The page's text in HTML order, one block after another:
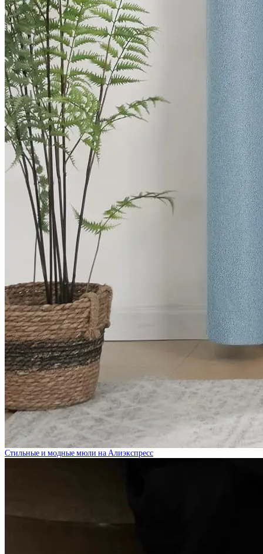
Стильные и модные мюли на Алиэкспресс